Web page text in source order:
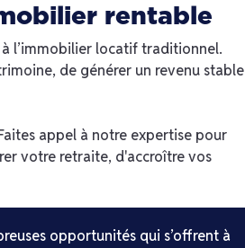
rentable
l’immobilier locatif traditionnel.
de générer un revenu stable
appel à notre expertise pour
votre retraite, d'accroître vos
opportunités qui s’offrent à